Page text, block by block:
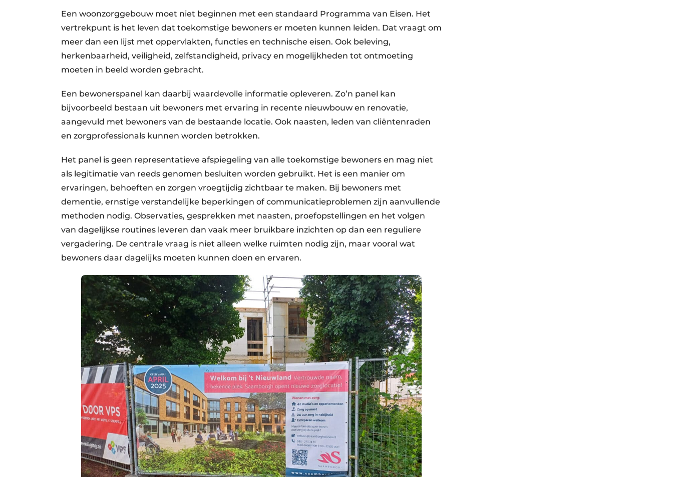
Een woonzorggebouw moet niet beginnen met een standaard Programma van Eisen. Het
vertrekpunt is het leven dat toekomstige bewoners er moeten kunnen leiden. Dat vraagt om
meer dan een lijst met oppervlakten, functies en technische eisen. Ook beleving,
herkenbaarheid, veiligheid, zelfstandigheid, privacy en mogelijkheden tot ontmoeting
moeten in beeld worden gebracht.
Een bewonerspanel kan daarbij waardevolle informatie opleveren. Zo’n panel kan
bijvoorbeeld bestaan uit bewoners met ervaring in recente nieuwbouw en renovatie,
aangevuld met bewoners van de bestaande locatie. Ook naasten, leden van cliëntenraden
en zorgprofessionals kunnen worden betrokken.
Het panel is geen representatieve afspiegeling van alle toekomstige bewoners en mag niet
als legitimatie van reeds genomen besluiten worden gebruikt. Het is een manier om
ervaringen, behoeften en zorgen vroegtijdig zichtbaar te maken. Bij bewoners met
dementie, ernstige verstandelijke beperkingen of communicatieproblemen zijn aanvullende
methoden nodig. Observaties, gesprekken met naasten, proefopstellingen en het volgen
van dagelijkse routines leveren dan vaak meer bruikbare inzichten op dan een reguliere
vergadering. De centrale vraag is niet alleen welke ruimten nodig zijn, maar vooral wat
bewoners daar dagelijks moeten kunnen doen en ervaren.